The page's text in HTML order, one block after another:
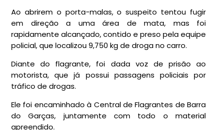
Ao abrirem o porta-malas, o suspeito tentou fugir
em direção a uma área de mata, mas foi
rapidamente alcançado, contido e preso pela equipe
policial, que localizou 9,750 kg de droga no carro.
Diante do flagrante, foi dada voz de prisão ao
motorista, que já possui passagens policiais por
tráfico de drogas.
Ele foi encaminhado à Central de Flagrantes de Barra
do Garças, juntamente com todo o material
apreendido.